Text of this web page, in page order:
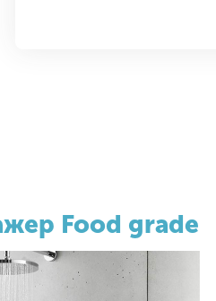
Food grade